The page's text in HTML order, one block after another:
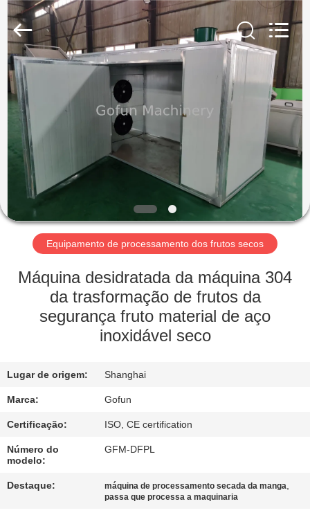
CASA
PRODUTOS
VÍDEOS
SHOW
DE
SOBRE
NÓS
DA
FÁBRICA
CONTROLE
DA
QUALIDADE
Shanghai
Gofun
Machinery
Co.,
Rights
Reserved.
Equipamento de processamento dos frutos secos
Máquina desidratada da máquina 304
da trasformação de frutos da
segurança fruto material de aço
inoxidável seco
Lugar de origem: Shanghai
Marca: Gofun
Certificação: ISO, CE certification
Número do
modelo:
GFM-DFPL
Destaque: máquina de processamento secada da manga,
passa que processa a maquinaria